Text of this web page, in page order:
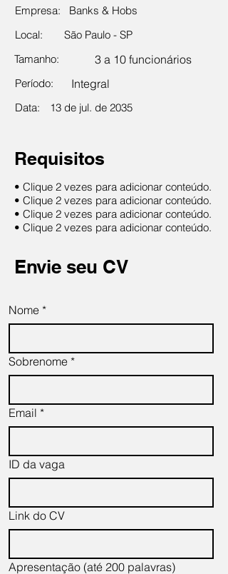
Empresa:
Banks & Hobs
Local:
São Paulo - SP
Tamanho:
3 a 10 funcionários
Período: Integral
Data: 13 de jul. de 2035
Requisitos
• Clique 2 vezes para adicionar conteúdo.
• Clique 2 vezes para adicionar conteúdo.
• Clique 2 vezes para adicionar conteúdo.
• Clique 2 vezes para adicionar conteúdo.
Envie seu CV
Nome *
Sobrenome *
Email *
ID da vaga
Link do CV
Apresentação (até 200 palavras)